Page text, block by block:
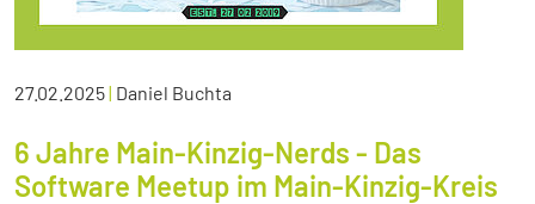
27.02.2025| Daniel Buchta
6 Jahre Main-Kinzig-Nerds - Das
Software Meetup im Main-Kinzig-Kreis